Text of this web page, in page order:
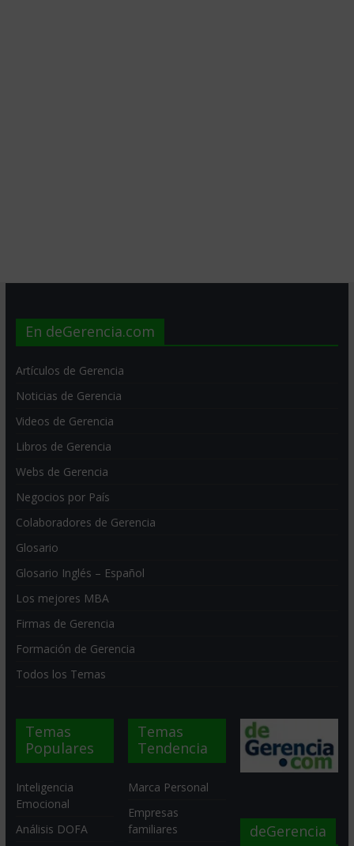
En deGerencia.com
Artículos de Gerencia
Noticias de Gerencia
Videos de Gerencia
Libros de Gerencia
Webs de Gerencia
Negocios por País
Colaboradores de Gerencia
Glosario
Glosario Inglés – Español
Los mejores MBA
Firmas de Gerencia
Formación de Gerencia
Todos los Temas
Temas
Populares
Inteligencia
Emocional
Análisis DOFA
Temas
Tendencia
Marca Personal
Empresas
familiares
deGerencia